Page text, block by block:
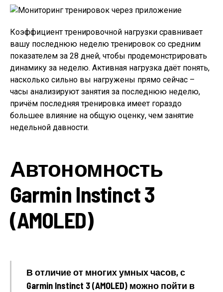
Коэффициент тренировочной нагрузки сравнивает
вашу последнюю неделю тренировок со средним
показателем за 28 дней, чтобы продемонстрировать
динамику за неделю. Активная нагрузка даёт понять,
насколько сильно вы нагружены прямо сейчас –
часы анализируют занятия за последнюю неделю,
причём последняя тренировка имеет гораздо
большее влияние на общую оценку, чем занятие
недельной давности.
Автономность
Garmin Instinct 3
(AMOLED)
В отличие от многих умных часов, с
Garmin Instinct 3 (AMOLED) можно пойти в